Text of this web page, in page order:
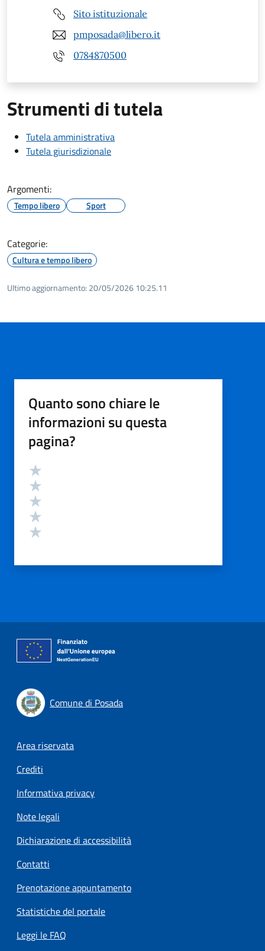
Sito istituzionale
pmposada@libero.it
0784870500
Strumenti di tutela
Tutela amministrativa
Tutela giurisdizionale
Argomenti:
Tempo libero Sport
Categorie:
Cultura e tempo libero
Ultimo aggiornamento: 20/05/2026 10:25.11
Quanto sono chiare le
informazioni su questa
pagina?
Valutazione
Comune di Posada
Footer menu
Area riservata
Crediti
Informativa privacy
Note legali
Dichiarazione di accessibilità
Contatti
Prenotazione appuntamento
Statistiche del portale
Leggi le FAQ